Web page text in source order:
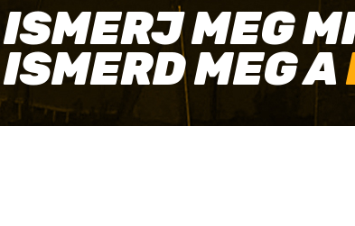
ISMERJ MEG
ISMERD MEG A